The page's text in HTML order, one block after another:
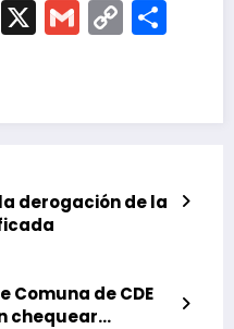
Twitter
X Gmail
Copy
Link
derogación de la
Comuna de CDE
chequear